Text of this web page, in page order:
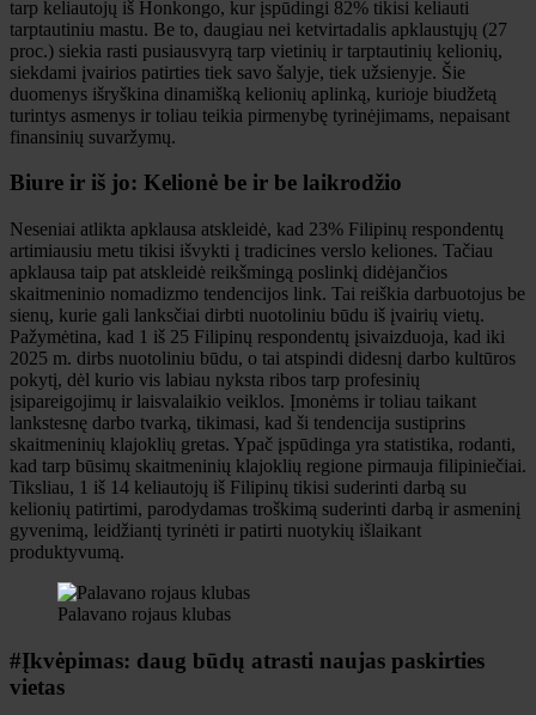
tarp keliautojų iš Honkongo, kur įspūdingi 82% tikisi keliauti
tarptautiniu mastu. Be to, daugiau nei ketvirtadalis apklaustųjų (27
proc.) siekia rasti pusiausvyrą tarp vietinių ir tarptautinių kelionių,
siekdami įvairios patirties tiek savo šalyje, tiek užsienyje. Šie
duomenys išryškina dinamišką kelionių aplinką, kurioje biudžetą
turintys asmenys ir toliau teikia pirmenybę tyrinėjimams, nepaisant
finansinių suvaržymų.
Biure ir iš jo: Kelionė be ir be laikrodžio
Neseniai atlikta apklausa atskleidė, kad 23% Filipinų respondentų
artimiausiu metu tikisi išvykti į tradicines verslo keliones. Tačiau
apklausa taip pat atskleidė reikšmingą poslinkį didėjančios
skaitmeninio nomadizmo tendencijos link. Tai reiškia darbuotojus be
sienų, kurie gali lanksčiai dirbti nuotoliniu būdu iš įvairių vietų.
Pažymėtina, kad 1 iš 25 Filipinų respondentų įsivaizduoja, kad iki
2025 m. dirbs nuotoliniu būdu, o tai atspindi didesnį darbo kultūros
pokytį, dėl kurio vis labiau nyksta ribos tarp profesinių
įsipareigojimų ir laisvalaikio veiklos. Įmonėms ir toliau taikant
lankstesnę darbo tvarką, tikimasi, kad ši tendencija sustiprins
skaitmeninių klajoklių gretas. Ypač įspūdinga yra statistika, rodanti,
kad tarp būsimų skaitmeninių klajoklių regione pirmauja filipiniečiai.
Tiksliau, 1 iš 14 keliautojų iš Filipinų tikisi suderinti darbą su
kelionių patirtimi, parodydamas troškimą suderinti darbą ir asmeninį
gyvenimą, leidžiantį tyrinėti ir patirti nuotykių išlaikant
produktyvumą.
Palavano rojaus klubas
#Įkvėpimas: daug būdų atrasti naujas paskirties
vietas